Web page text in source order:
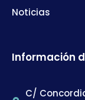
Noticias
Información
C/